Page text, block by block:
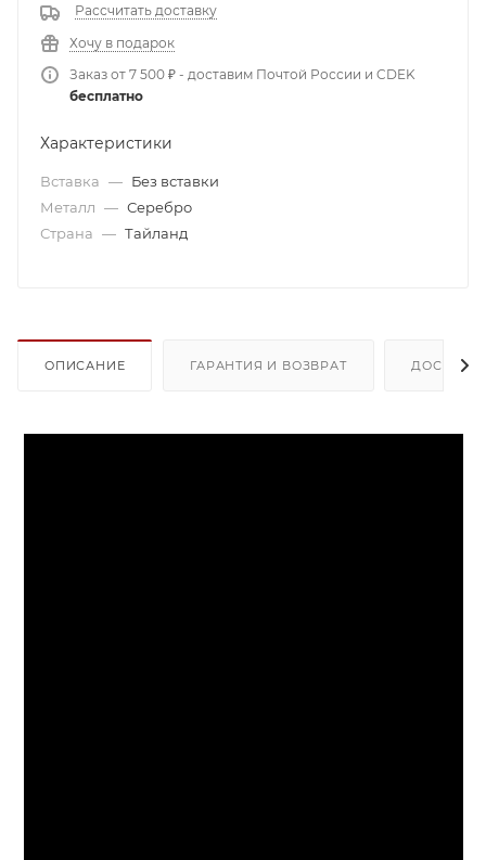
Рассчитать доставку
Хочу в подарок
Заказ от 7 500 ₽ - доставим Почтой России и CDEK
бесплатно
Характеристики
Вставка — Без вставки
Металл — Серебро
Страна — Тайланд
ОПИСАНИЕ ГАРАНТИЯ И ВОЗВРАТ